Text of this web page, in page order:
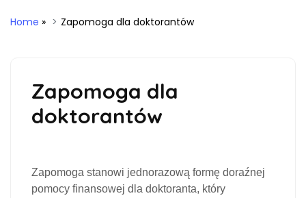
Home » Zapomoga dla doktorantów
Zapomoga dla
doktorantów
Zapomoga stanowi jednorazową formę doraźnej
pomocy finansowej dla doktoranta, który